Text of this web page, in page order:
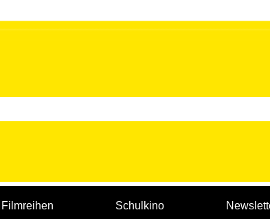
Filmreihen Schulkino